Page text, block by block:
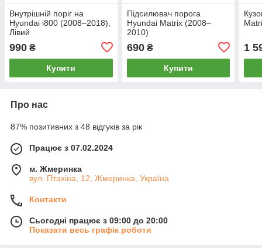
Внутрішній поріг на
Hyundai i800 (2008–2018),
Лівий
990 ₴
Купити
Підсилювач порога
Hyundai Matrix (2008–
2010)
690₴
Купити
1
Про нас
87% позитивних з 48 відгуків за рік
Працює з 07.02.2024
м. Жмеринка
вул. Птахіна, 12, Жмеринка, Україна
Контакти
Сьогодні працює з 09:00 до 20:00
Показати весь графік роботи